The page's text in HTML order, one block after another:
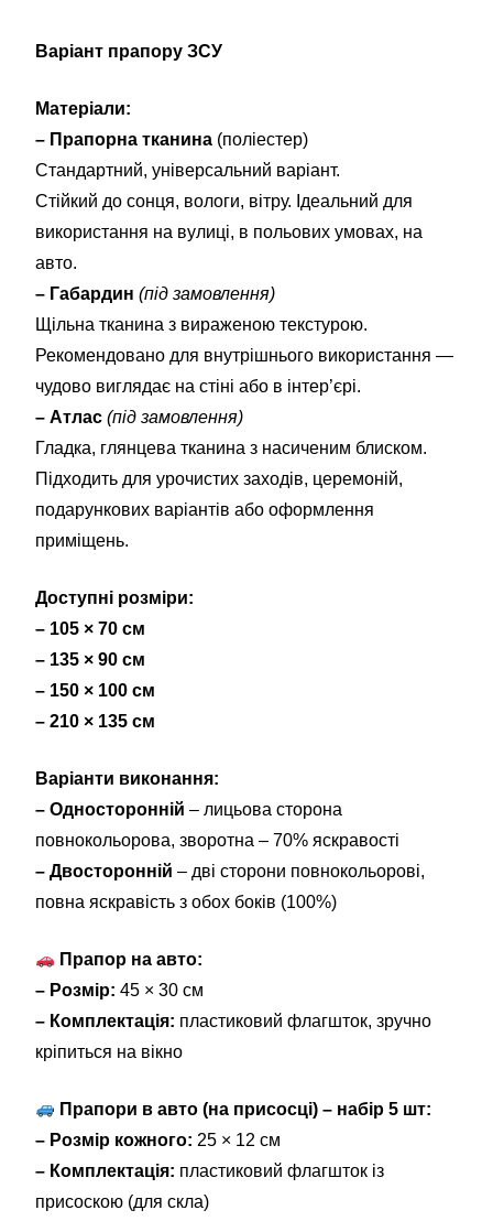
Варіант прапору ЗСУ
Матеріали:
– Прапорна тканина (поліестер)
Стандартний, універсальний варіант.
Стійкий до сонця, вологи, вітру. Ідеальний для
використання на вулиці, в польових умовах, на
авто.
– Габардин (під замовлення)
Щільна тканина з вираженою текстурою.
Рекомендовано для внутрішнього використання —
чудово виглядає на стіні або в інтер’єрі.
– Атлас (під замовлення)
Гладка, глянцева тканина з насиченим блиском.
Підходить для урочистих заходів, церемоній,
подарункових варіантів або оформлення
приміщень.
Доступні розміри:
– 105 × 70 см
– 135 × 90 см
– 150 × 100 см
– 210 × 135 см
Варіанти виконання:
– Односторонній – лицьова сторона
повнокольорова, зворотна – 70% яскравості
– Двосторонній – дві сторони повнокольорові,
повна яскравість з обох боків (100%)
Прапор на авто:
– Розмір: 45 × 30 см
– Комплектація: пластиковий флагшток, зручно
кріпиться на вікно
Прапори в авто (на присосці) – набір 5 шт:
– Розмір кожного: 25 × 12 см
– Комплектація: пластиковий флагшток із
присоскою (для скла)